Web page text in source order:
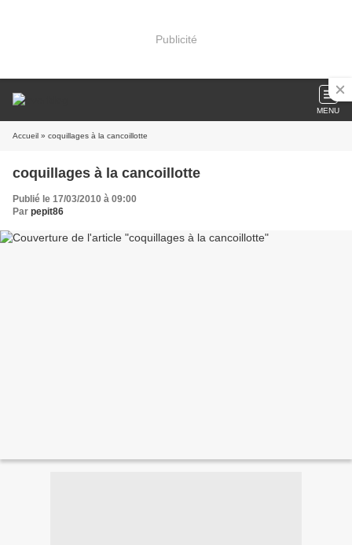
Publicité
MENU
Accueil » coquillages à la cancoillotte
coquillages à la cancoillotte
Publié le 17/03/2010 à 09:00
Par pepit86